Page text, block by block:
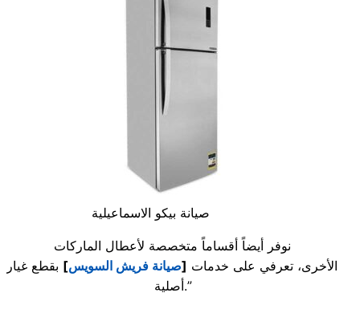
صيانة بيكو الاسماعيلية
نوفر أيضاً أقساماً متخصصة لأعطال الماركات
الأخرى، تعرفي على خدمات [صيانة فريش السويس] بقطع غيار
أصلية.”